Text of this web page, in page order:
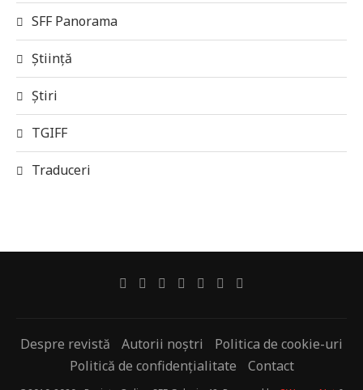
SFF Panorama
Știință
Știri
TGIFF
Traduceri
Despre revistă Autorii noștri
Politica de cookie-uri
Politică de confidențialitate
Contact